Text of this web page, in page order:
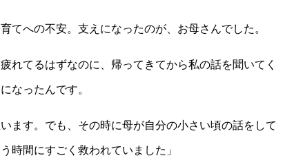
てへの不安。支えになったのが、お母さんでした。
れてるはずなのに、帰ってきてから私の話を聞いてく
なったんです。
ます。でも、その時に母が自分の小さい頃の話をして
時間にすごく救われていました」